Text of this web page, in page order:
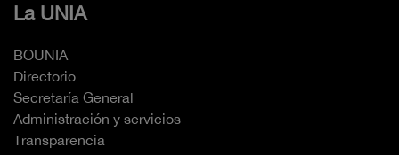
La UNIA
BOUNIA
Directorio
Secretaría General
Administración y servicios
Transparencia